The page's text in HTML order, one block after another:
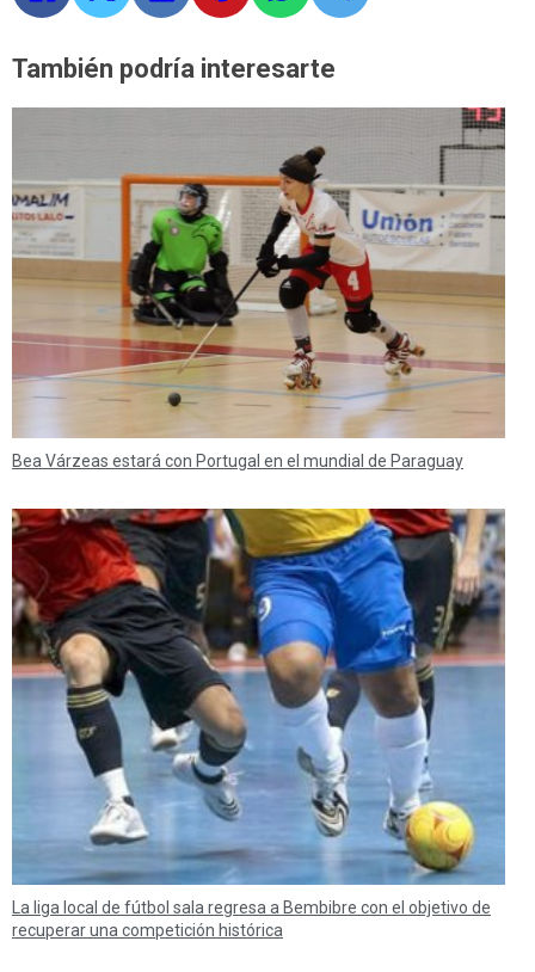
También podría interesarte
Bea Várzeas estará con Portugal en el mundial de Paraguay
La liga local de fútbol sala regresa a Bembibre con el objetivo de
recuperar una competición histórica